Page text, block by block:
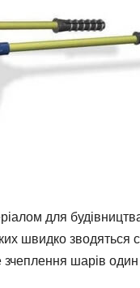
для
швидко
шарів один